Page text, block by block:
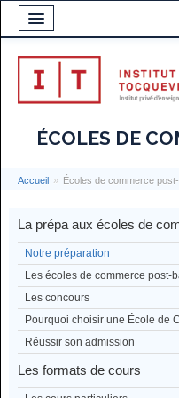
ÉCOLES DE
Accueil » Écoles de commerce
La prépa aux écoles de
Notre préparation
Les écoles de commerce post-
Les concours
Pourquoi choisir une École de
Réussir son admission
Les formats de cours